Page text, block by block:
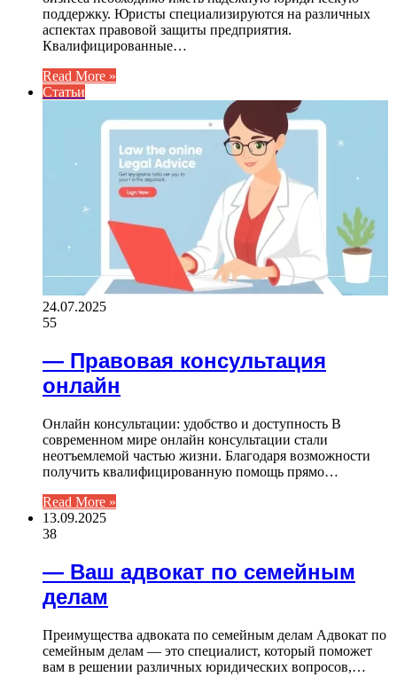
поддержку. Юристы специализируются на различных
аспектах правовой защиты предприятия.
Квалифицированные…
Read More »
Статьи
24.07.2025
55
— Правовая консультация
онлайн
Онлайн консультации: удобство и доступность В
современном мире онлайн консультации стали
неотъемлемой частью жизни. Благодаря возможности
получить квалифицированную помощь прямо…
Read More »
13.09.2025
38
— Ваш адвокат по семейным
делам
Преимущества адвоката по семейным делам Адвокат по
семейным делам — это специалист, который поможет
вам в решении различных юридических вопросов,…